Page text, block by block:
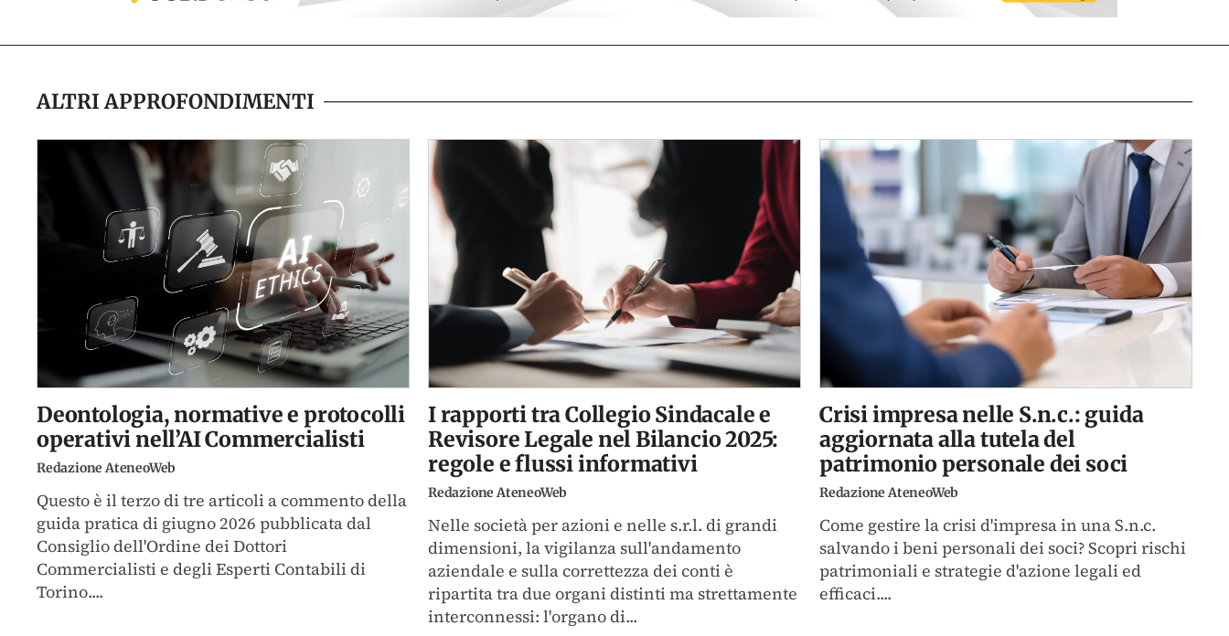
ALTRI APPROFONDIMENTI
Deontologia, normative e protocolli
operativi nell’AI Commercialisti
Redazione AteneoWeb
Questo è il terzo di tre articoli a commento della
guida pratica di giugno 2026 pubblicata dal
Consiglio dell'Ordine dei Dottori
Commercialisti e degli Esperti Contabili di
Torino....
I rapporti tra Collegio Sindacale e
Revisore Legale nel Bilancio 2025:
regole e flussi informativi
Redazione AteneoWeb
Nelle società per azioni e nelle s.r.l. di grandi
dimensioni, la vigilanza sull'andamento
aziendale e sulla correttezza dei conti è
ripartita tra due organi distinti ma strettamente
interconnessi: l'organo di...
Crisi impresa nelle S.n.c.: guida
aggiornata alla tutela del
patrimonio personale dei soci
Redazione AteneoWeb
Come gestire la crisi d'impresa in una S.n.c.
salvando i beni personali dei soci? Scopri rischi
patrimoniali e strategie d'azione legali ed
efficaci....